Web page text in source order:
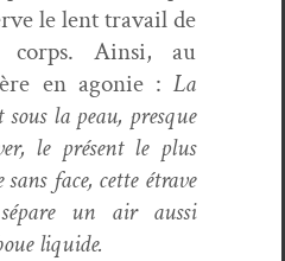
le lent tra­vail de
corps. Ain­si, au
en ago­nie :La
sous la peau, presque
le présent le plus
face, cette étrave
un air aus­si
liquide.